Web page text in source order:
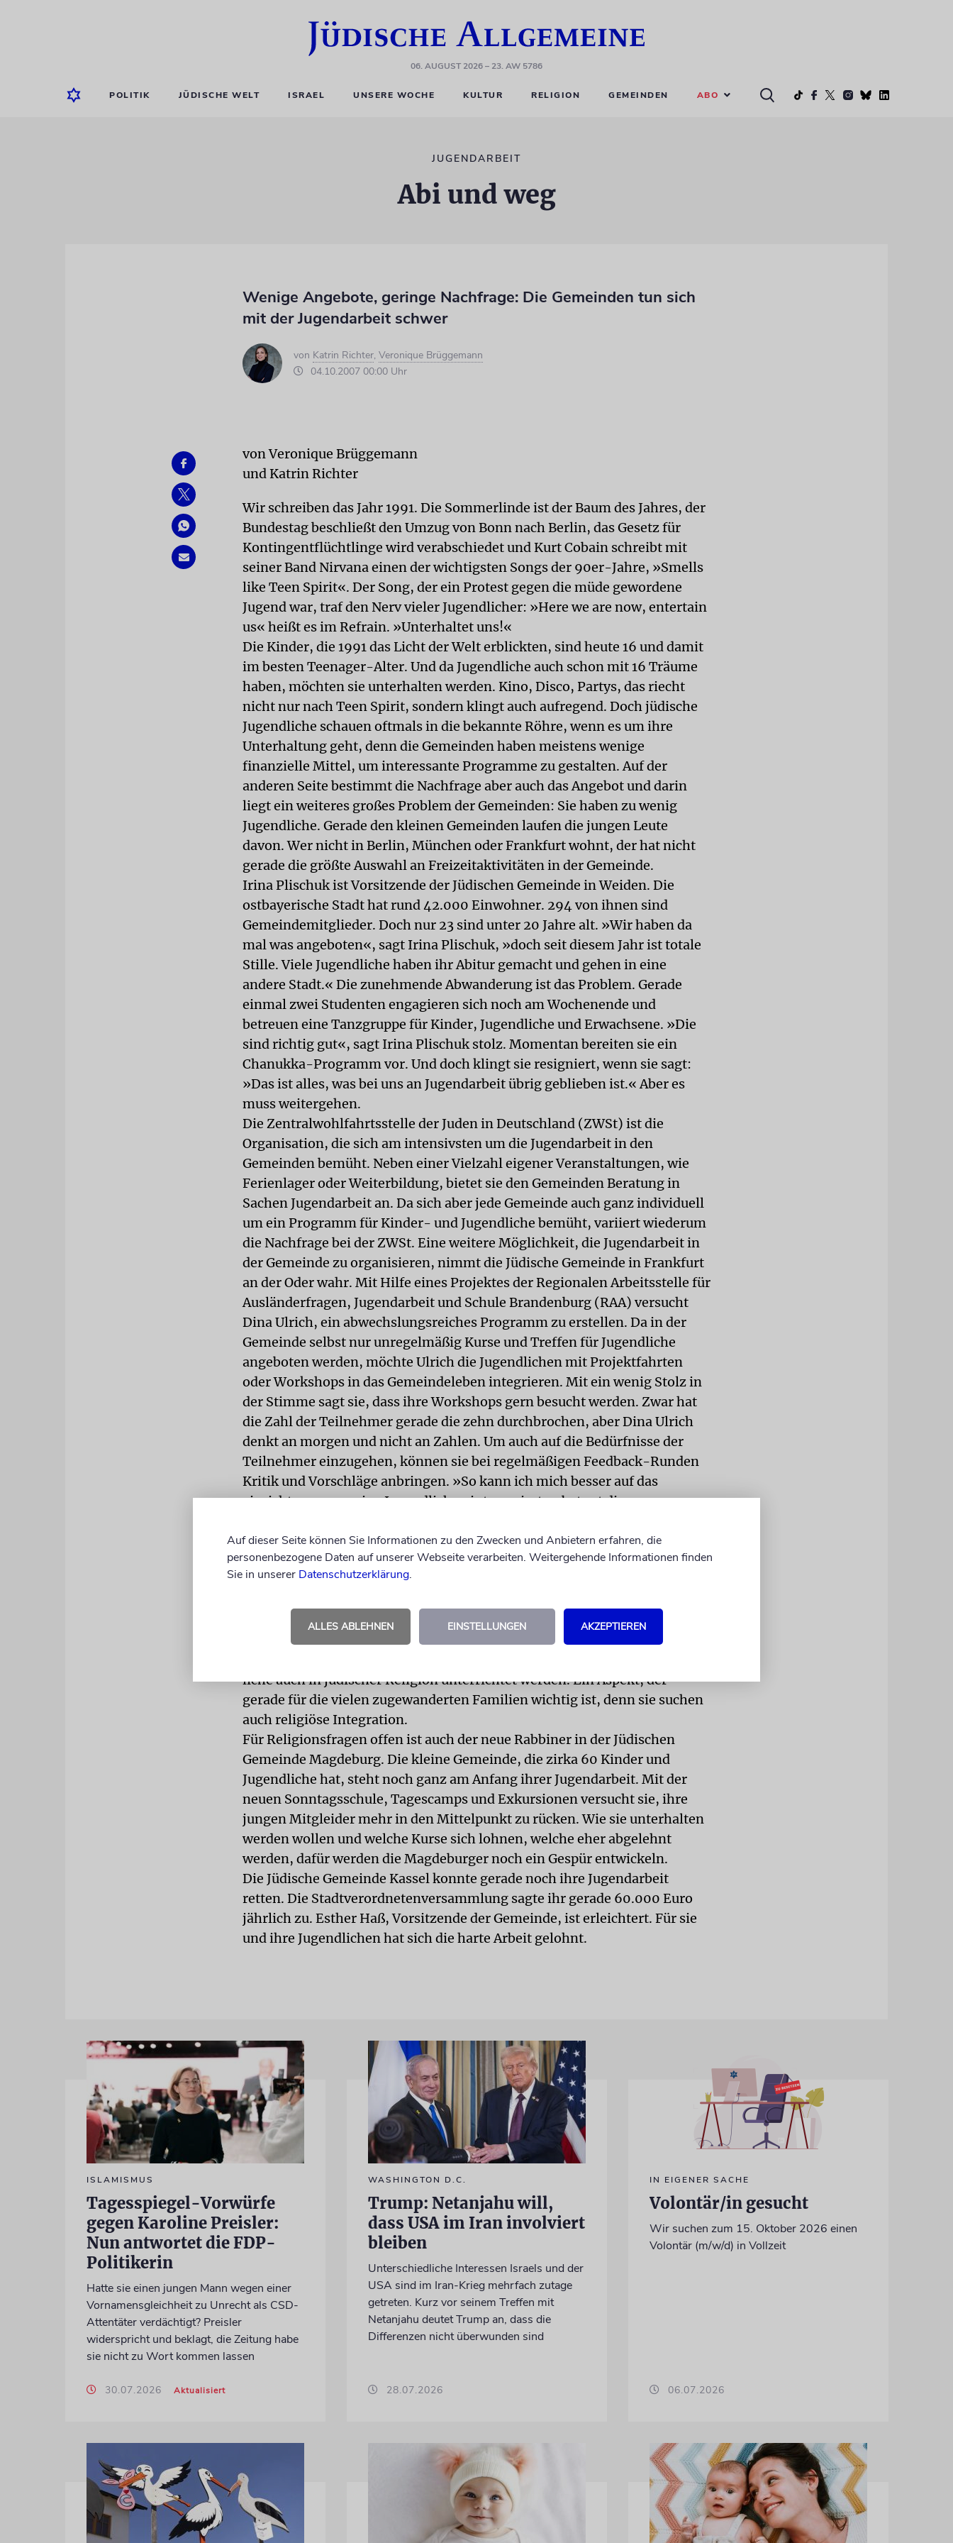
06. AUGUST 2026– 23. AW 5786
POLITIK JÜDISCHE WELT ISRAEL UNSERE WOCHE KULTUR RELIGION GEMEINDEN ABO
JUGENDARBEIT
Abi und weg
Wenige Angebote, geringe Nachfrage: Die Gemeinden tun sich
mit der Jugendarbeit schwer
von Katrin Richter, Veronique Brüggemann
04.10.2007 00:00 Uhr
von Veronique Brüggemann
und Katrin Richter
Wir schreiben das Jahr 1991. Die Sommerlinde ist der Baum des Jahres, der
Bundestag beschließt den Umzug von Bonn nach Berlin, das Gesetz für
Kontingentflüchtlinge wird verabschiedet und Kurt Cobain schreibt mit
seiner Band Nirvana einen der wichtigsten Songs der 90er-Jahre, »Smells
like Teen Spirit«. Der Song, der ein Protest gegen die müde gewordene
Jugend war, traf den Nerv vieler Jugendlicher: »Here we are now, entertain
us« heißt es im Refrain. »Unterhaltet uns!«
Die Kinder, die 1991 das Licht der Welt erblickten, sind heute 16 und damit
im besten Teenager-Alter. Und da Jugendliche auch schon mit 16 Träume
haben, möchten sie unterhalten werden. Kino, Disco, Partys, das riecht
nicht nur nach Teen Spirit, sondern klingt auch aufregend. Doch jüdische
Jugendliche schauen oftmals in die bekannte Röhre, wenn es um ihre
Unterhaltung geht, denn die Gemeinden haben meistens wenige
finanzielle Mittel, um interessante Programme zu gestalten. Auf der
anderen Seite bestimmt die Nachfrage aber auch das Angebot und darin
liegt ein weiteres großes Problem der Gemeinden: Sie haben zu wenig
Jugendliche. Gerade den kleinen Gemeinden laufen die jungen Leute
davon. Wer nicht in Berlin, München oder Frankfurt wohnt, der hat nicht
gerade die größte Auswahl an Freizeitaktivitäten in der Gemeinde.
Irina Plischuk ist Vorsitzende der Jüdischen Gemeinde in Weiden. Die
ostbayerische Stadt hat rund 42.000 Einwohner. 294 von ihnen sind
Gemeindemitglieder. Doch nur 23 sind unter 20 Jahre alt. »Wir haben da
mal was angeboten«, sagt Irina Plischuk, »doch seit diesem Jahr ist totale
Stille. Viele Jugendliche haben ihr Abitur gemacht und gehen in eine
andere Stadt.« Die zunehmende Abwanderung ist das Problem. Gerade
einmal zwei Studenten engagieren sich noch am Wochenende und
betreuen eine Tanzgruppe für Kinder, Jugendliche und Erwachsene. »Die
sind richtig gut«, sagt Irina Plischuk stolz. Momentan bereiten sie ein
Chanukka-Programm vor. Und doch klingt sie resigniert, wenn sie sagt:
»Das ist alles, was bei uns an Jugendarbeit übrig geblieben ist.« Aber es
muss weitergehen.
Die Zentralwohlfahrtsstelle der Juden in Deutschland (ZWSt) ist die
Organisation, die sich am intensivsten um die Jugendarbeit in den
Gemeinden bemüht. Neben einer Vielzahl eigener Veranstaltungen, wie
Ferienlager oder Weiterbildung, bietet sie den Gemeinden Beratung in
Sachen Jugendarbeit an. Da sich aber jede Gemeinde auch ganz individuell
um ein Programm für Kinder- und Jugendliche bemüht, variiert wiederum
die Nachfrage bei der ZWSt. Eine weitere Möglichkeit, die Jugendarbeit in
der Gemeinde zu organisieren, nimmt die Jüdische Gemeinde in Frankfurt
an der Oder wahr. Mit Hilfe eines Projektes der Regionalen Arbeitsstelle für
Ausländerfragen, Jugendarbeit und Schule Brandenburg (RAA) versucht
Dina Ulrich, ein abwechslungsreiches Programm zu erstellen. Da in der
Gemeinde selbst nur unregelmäßig Kurse und Treffen für Jugendliche
angeboten werden, möchte Ulrich die Jugendlichen mit Projektfahrten
oder Workshops in das Gemeindeleben integrieren. Mit ein wenig Stolz in
der Stimme sagt sie, dass ihre Workshops gern besucht werden. Zwar hat
die Zahl der Teilnehmer gerade die zehn durchbrochen, aber Dina Ulrich
denkt an morgen und nicht an Zahlen. Um auch auf die Bedürfnisse der
Teilnehmer einzugehen, können sie bei regelmäßigen Feedback-Runden
Kritik und Vorschläge anbringen. »So kann ich mich besser auf das
einrichten, was meine Jugendlichen interessiert.«, betont die
Ein etwas anderes Bild bietet sich in der Jüdischen Gemeinde Marburg.
Dort engagiert sich Thomas Schmermund ehrenamtlich für den
Gemeindenachwuchs. Das Durchschnittsalter der älteren Mitglieder liegt
17 Jahre. »Die Jugendarbeit ist nicht so sehr institutionalisiert«, sagt
Monika Bunk, stellvertretene Vorsitzende der jüdischen Gemeinde. Seit
liche auch in jüdischer Religion unterrichtet werden. Ein Aspekt, der
gerade für die vielen zugewanderten Familien wichtig ist, denn sie suchen
auch religiöse Integration.
Für Religionsfragen offen ist auch der neue Rabbiner in der Jüdischen
Gemeinde Magdeburg. Die kleine Gemeinde, die zirka 60 Kinder und
Jugendliche hat, steht noch ganz am Anfang ihrer Jugendarbeit. Mit der
neuen Sonntagsschule, Tagescamps und Exkursionen versucht sie, ihre
jungen Mitgleider mehr in den Mittelpunkt zu rücken. Wie sie unterhalten
werden wollen und welche Kurse sich lohnen, welche eher abgelehnt
werden, dafür werden die Magdeburger noch ein Gespür entwickeln.
Die Jüdische Gemeinde Kassel konnte gerade noch ihre Jugendarbeit
retten. Die Stadtverordnetenversammlung sagte ihr gerade 60.000 Euro
jährlich zu. Esther Haß, Vorsitzende der Gemeinde, ist erleichtert. Für sie
und ihre Jugendlichen hat sich die harte Arbeit gelohnt.
ISLAMISMUS
Tagesspiegel-Vorwürfe
gegen Karoline Preisler:
Nun antwortet die FDP-
Politikerin
Hatte sie einen jungen Mann wegen einer
Vornamensgleichheit zu Unrecht als CSD-
Attentäter verdächtigt? Preisler
widerspricht und beklagt, die Zeitung habe
sie nicht zu Wort kommen lassen
30.07.2026 Aktualisiert
WASHINGTON D.C.
Trump: Netanjahu will,
dass USA im Iran involviert
bleiben
Unterschiedliche Interessen Israels und der
USA sind im Iran-Krieg mehrfach zutage
getreten. Kurz vor seinem Treffen mit
Netanjahu deutet Trump an, dass die
Differenzen nicht überwunden sind
28.07.2026
IN EIGENER SACHE
Volontär/in gesucht
Wir suchen zum 15. Oktober 2026 einen
Volontär (m/w/d) in Vollzeit
06.07.2026
Auf dieser Seite können Sie Informationen zu den Zwecken und Anbietern erfahren, die
personenbezogene Daten auf unserer Webseite verarbeiten. Weitergehende Informationen finden
Sie in unserer Datenschutzerklärung.
ALLES ABLEHNEN EINSTELLUNGEN AKZEPTIEREN